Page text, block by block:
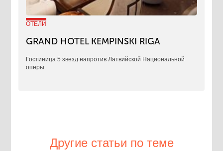
ОТЕЛИ
GRAND HOTEL KEMPINSKI RIGA
Гостиница 5 звезд напротив Латвийской Национальной
оперы.
Другие статьи по теме